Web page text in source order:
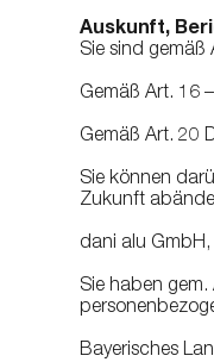
Auskunft,
Sie sind gemäß
Gemäß Art. 16
Gemäß Art. 20
Sie können
Zukunft
dani alu
Sie haben
Bayerisches